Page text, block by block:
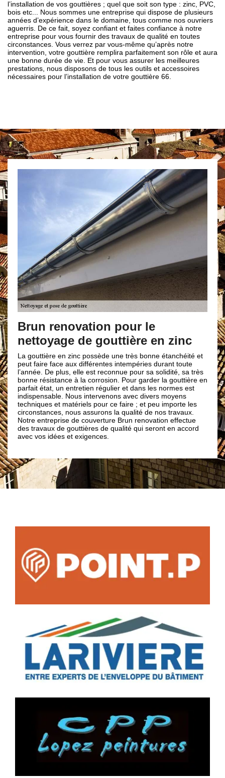
l’installation de vos gouttières ; quel que soit son type : zinc, PVC,
bois etc... Nous sommes une entreprise qui dispose de plusieurs
années d’expérience dans le domaine, tous comme nos ouvriers
aguerris. De ce fait, soyez confiant et faites confiance à notre
entreprise pour vous fournir des travaux de qualité en toutes
circonstances. Vous verrez par vous-même qu’après notre
intervention, votre gouttière remplira parfaitement son rôle et aura
une bonne durée de vie. Et pour vous assurer les meilleures
prestations, nous disposons de tous les outils et accessoires
nécessaires pour l’installation de votre gouttière 66.
pour le
de gouttière en zinc
zinc possède une très bonne étanchéité et
aux différentes intempéries durant toute
elle est reconnue pour sa solidité, sa très
à la corrosion. Pour garder la gouttière en
entretien régulier et dans les normes est
Nous intervenons avec divers moyens
matériels pour ce faire ; et peu importe les
nous assurons la qualité de nos travaux.
de couverture Brun renovation effectue
gouttières de qualité qui seront en accord
et exigences.
Pratiquer
à
Avoir une gouttière de
mieux conserver la
entreprise de pose de
années d’expérience.
de Formigueres, alors
à Formigueres est
une entreprise de
égale dans le 66210
de pose de gouttière à
une gouttière de
pensez-y bien.